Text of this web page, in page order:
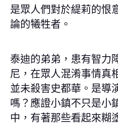
是眾人們對於緹莉的恨
論的犧牲者。
泰迪的弟弟，患有智力
尼，在眾人混淆事情真
並未殺害史都華。是導
嗎？應證小鎮不只是小
中，有著那些看起來糊